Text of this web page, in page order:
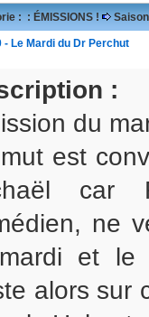
: : ÉMISSIONS !
- Le Mardi du Dr Perchut
:
du
est
car
ne
et le
alors sur